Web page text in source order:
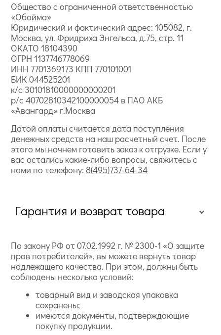
Общество с ограниченной ответственностью
«Обойма»
Юридический и фактический адрес: 105082, г.
Москва, ул. Фридриха Энгельса, д.75, стр. 11
ОКАТО 18104390
ОГРН 1137746778069
ИНН 7701369173 КПП 770101001
БИК 044525201
к/с 30101810000000000201
р/с 40702810342100000054 в ПАО АКБ
«Авангард» г.Москва
Датой оплаты считается дата поступления
денежных средств на наш расчетный счет. После
этого мы начнем готовить заказ к отгрузке. Если у
вас остались какие-либо вопросы, свяжитесь с
нами по телефону: 8(495)737-64-34
Гарантия и возврат товара
По закону РФ от 07.02.1992 г. № 2300-1 «О защите
прав потребителей», вы можете вернуть товар
надлежащего качества. При этом, должны быть
соблюдены несколько условий:
товарный вид и заводская упаковка
сохранены;
имеются документы, подтверждающие
покупку продукции.